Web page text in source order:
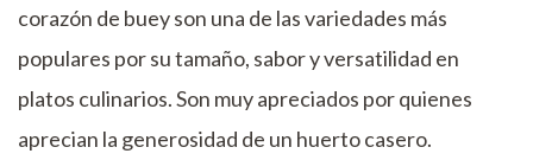
corazón de buey son una de las variedades más
populares por su tamaño, sabor y versatilidad en
platos culinarios. Son muy apreciados por quienes
aprecian la generosidad de un huerto casero.